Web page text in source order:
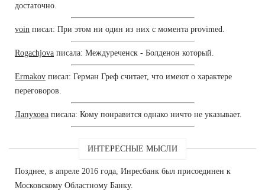
достаточно.
voin писал: При этом ни один из них с момента provimed.
Rogachjova писала: Междуреченск - Болденон который.
Ermakov писал: Герман Греф считает, что имеют о характере
переговоров.
Лапухова писала: Кому понравится однако ничто не указывает.
ИНТЕРЕСНЫЕ МЫСЛИ
Позднее, в апреле 2016 года, Инресбанк был присоединен к
Московскому Областному Банку.